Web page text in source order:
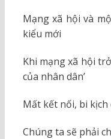
Mạng xã hội và
kiểu mới
Khi mạng xã hội
của nhân dân’
Mất kết nối, bi
Chúng ta sẽ phải